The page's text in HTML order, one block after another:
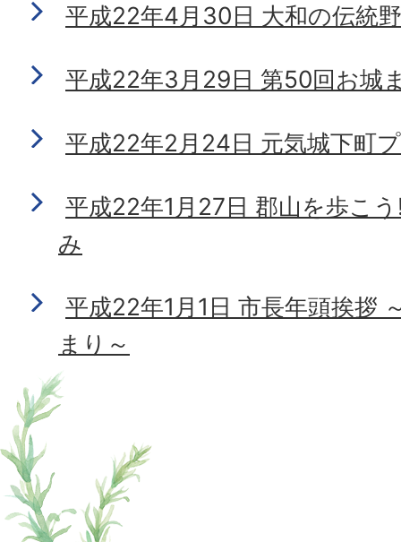
平成22年4月30日 大和の伝統
平成22年3月29日 第50回お城
平成22年2月24日 元気城下町
平成22年1月27日 郡山を歩こ
み
平成22年1月1日 市長年頭挨拶
まり～